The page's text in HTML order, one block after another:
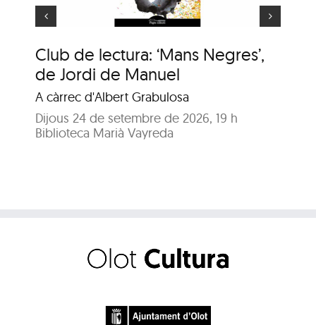
Club de lectura: ‘Mans Negres’,
de Jordi de Manuel
A càrrec d'Albert Grabulosa
Dijous 24 de setembre de 2026, 19 h
Biblioteca Marià Vayreda